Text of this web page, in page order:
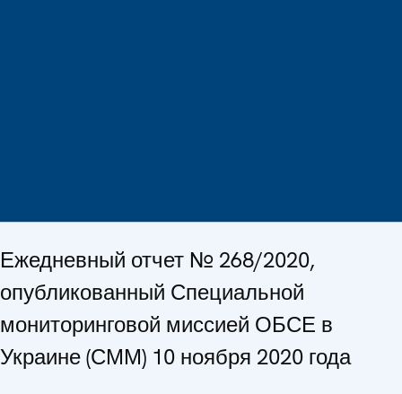
Ежедневный отчет № 268/2020,
опубликованный Специальной
мониторинговой миссией ОБСЕ в
Украине (СММ) 10 ноября 2020 года